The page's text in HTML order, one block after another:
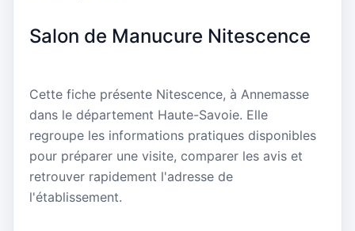
Salon de Manucure Nitescence
Cette fiche présente Nitescence, à Annemasse
dans le département Haute-Savoie. Elle
regroupe les informations pratiques disponibles
pour préparer une visite, comparer les avis et
retrouver rapidement l'adresse de
l'établissement.